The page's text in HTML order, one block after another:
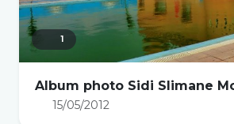
1
Album photo Sidi Slimane
15/05/2012